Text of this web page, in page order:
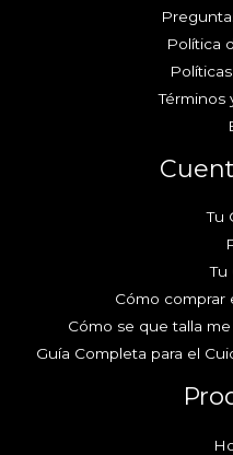
Política
Términos
Tu
Tu
Cómo comprar
Cómo se que talla
Guía Completa para el